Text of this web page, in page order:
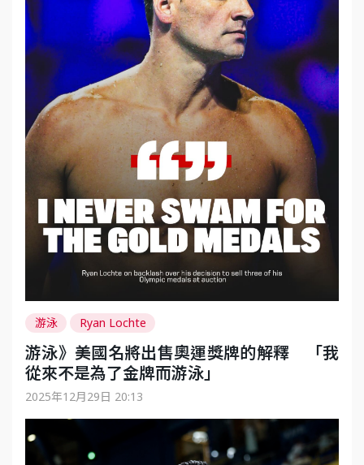
游泳 Ryan Lochte
游泳》美國名將出售奧運獎牌的解釋 「我
從來不是為了金牌而游泳」
2025年12月29日 20:13